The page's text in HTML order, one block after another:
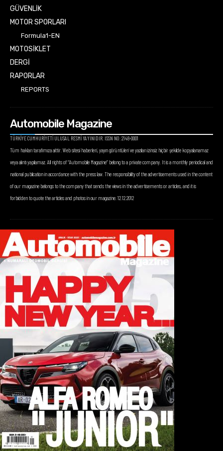
GÜVENLİK
MOTOR SPORLARI
Formula1-EN
MOTOSİKLET
DERGİ
RAPORLAR
REPORTS
Automobile Magazine
TÜRKİYE CUMHURİYETİ ULUSAL RESMİ YAYINIDIR. ISSN NO: 2148-0001
Tüm hakları tarafımıza aittir. Web sitesi haberleri, yayın görüntüleri ve yazıları izinsiz hiçbir şekilde kopyalanamaz
veya alıntı yapılamaz. All rights of “Automobile Magazine” belong to a private company. It is a monthly periodical and
national publication in accordance with the press law. The responsibility of the advertisements used in the content
of our magazine belongs to the company that sends the views in the advertisements or articles, and it is
forbidden to quote the articles and photos in our magazine. 12.12.2012